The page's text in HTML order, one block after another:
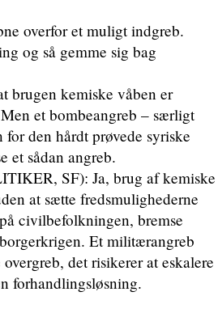
overfor et muligt indgreb.
og så gemme sig bag
kemiske våben er
et bombeangreb – særligt
den hårdt prøvede syriske
et sådan angreb.
SF): Ja, brug af kemiske
at sætte fredsmulighederne
civilbefolkningen, bremse
Et militærangreb
det risikerer at eskalere
forhandlingsløsning.